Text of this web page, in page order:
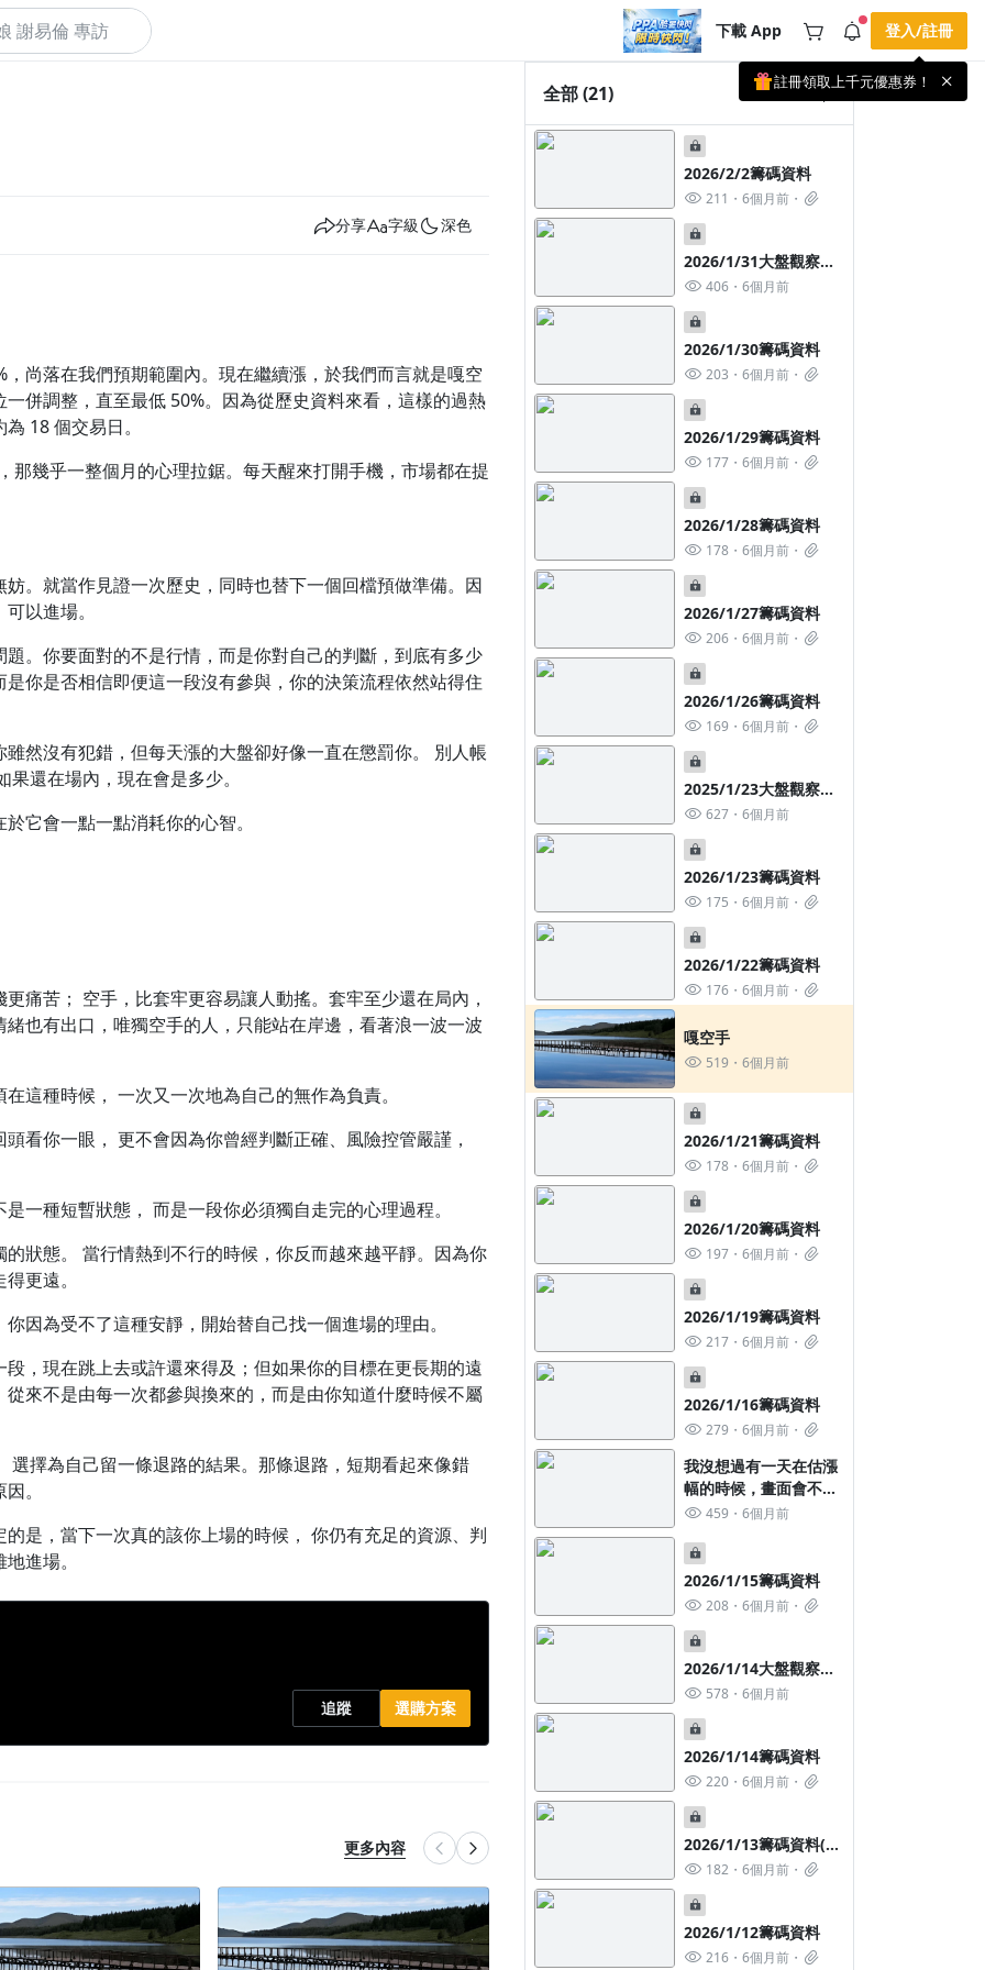
下載 App
下載 APP 領取獎勵，隨時吸收新知識
🌞 PPA 避暑津貼．冷氣房升級｜
期間快閃活動
🥵 酷暑限時快閃｜單筆滿 NT$2,500 現
折 NT$300、再贈最高 2% 點數回饋！
🚀 酷暑來襲．偷偷在冷氣房升級 📈
⭐️ 【冷氣房進修 限時開跑】◾單筆滿
NT$2,500 現折 NT$300◾活動期間：即
日起 - 8/13（只有一週）-📣 酷暑季好康
\ 再加碼 /→ 點數回饋無上限🔥購買任一
課程 or 訂閱✅ 消費即享回饋 1% 點數
✅ 滿 $5,000 回饋 2% 點數🎁 此為 PPA
官方帳號 Line@ 專屬活動，加入好友👉
享有「渠道專屬活動」及「個人化推
查看全部
登入/註冊
註冊領取上千元優惠券！
分享 字級 深色
尚落在我們預期範圍內。現在繼續漲，於我們而言就是嘎空
併調整，直至最低 50%。因為從歷史資料來看，這樣的過熱
18 個交易日。
那幾乎一整個月的心理拉鋸。每天醒來打開手機，市場都在提
。就當作見證一次歷史，同時也替下一個回檔預做準備。因
以進場。
。你要面對的不是行情，而是你對自己的判斷，到底有多少
你是否相信即便這一段沒有參與，你的決策流程依然站得住
然沒有犯錯，但每天漲的大盤卻好像一直在懲罰你。 別人帳
還在場內，現在會是多少。
它會一點一點消耗你的心智。
痛苦； 空手，比套牢更容易讓人動搖。套牢至少還在局內，
也有出口，唯獨空手的人，只能站在岸邊，看著浪一波一波
這種時候， 一次又一次地為自己的無作為負責。
看你一眼， 更不會因為你曾經判斷正確、風險控管嚴謹，
一種短暫狀態， 而是一段你必須獨自走完的心理過程。
狀態。 當行情熱到不行的時候，你反而越來越平靜。因為你
更遠。
因為受不了這種安靜，開始替自己找一個進場的理由。
，現在跳上去或許還來得及；但如果你的目標在更長期的遠
來不是由每一次都參與換來的，而是由你知道什麼時候不屬
擇為自己留一條退路的結果。那條退路，短期看起來像錯
。
是，當下一次真的該你上場的時候， 你仍有充足的資源、判
進場。
追蹤 選購方案
更多內容
全部(21)
2026/2/2籌碼資料
211 6個月前
2026/1/31大盤觀察心
得分享
406 6個月前
2026/1/30籌碼資料
203 6個月前
2026/1/29籌碼資料
177 6個月前
2026/1/28籌碼資料
178 6個月前
2026/1/27籌碼資料
206 6個月前
2026/1/26籌碼資料
169 6個月前
2025/1/23大盤觀察心
得分享
627 6個月前
2026/1/23籌碼資料
175 6個月前
2026/1/22籌碼資料
176 6個月前
嘎空手
519 6個月前
2026/1/21籌碼資料
178 6個月前
2026/1/20籌碼資料
197 6個月前
2026/1/19籌碼資料
217 6個月前
2026/1/16籌碼資料
279 6個月前
我沒想過有一天在估漲
幅的時候，畫面會不夠
我拉。
459 6個月前
2026/1/15籌碼資料
208 6個月前
2026/1/14大盤觀察心
得分享
578 6個月前
2026/1/14籌碼資料
220 6個月前
2026/1/13籌碼資料(已
更新)182 6個月前
2026/1/12籌碼資料
216 6個月前